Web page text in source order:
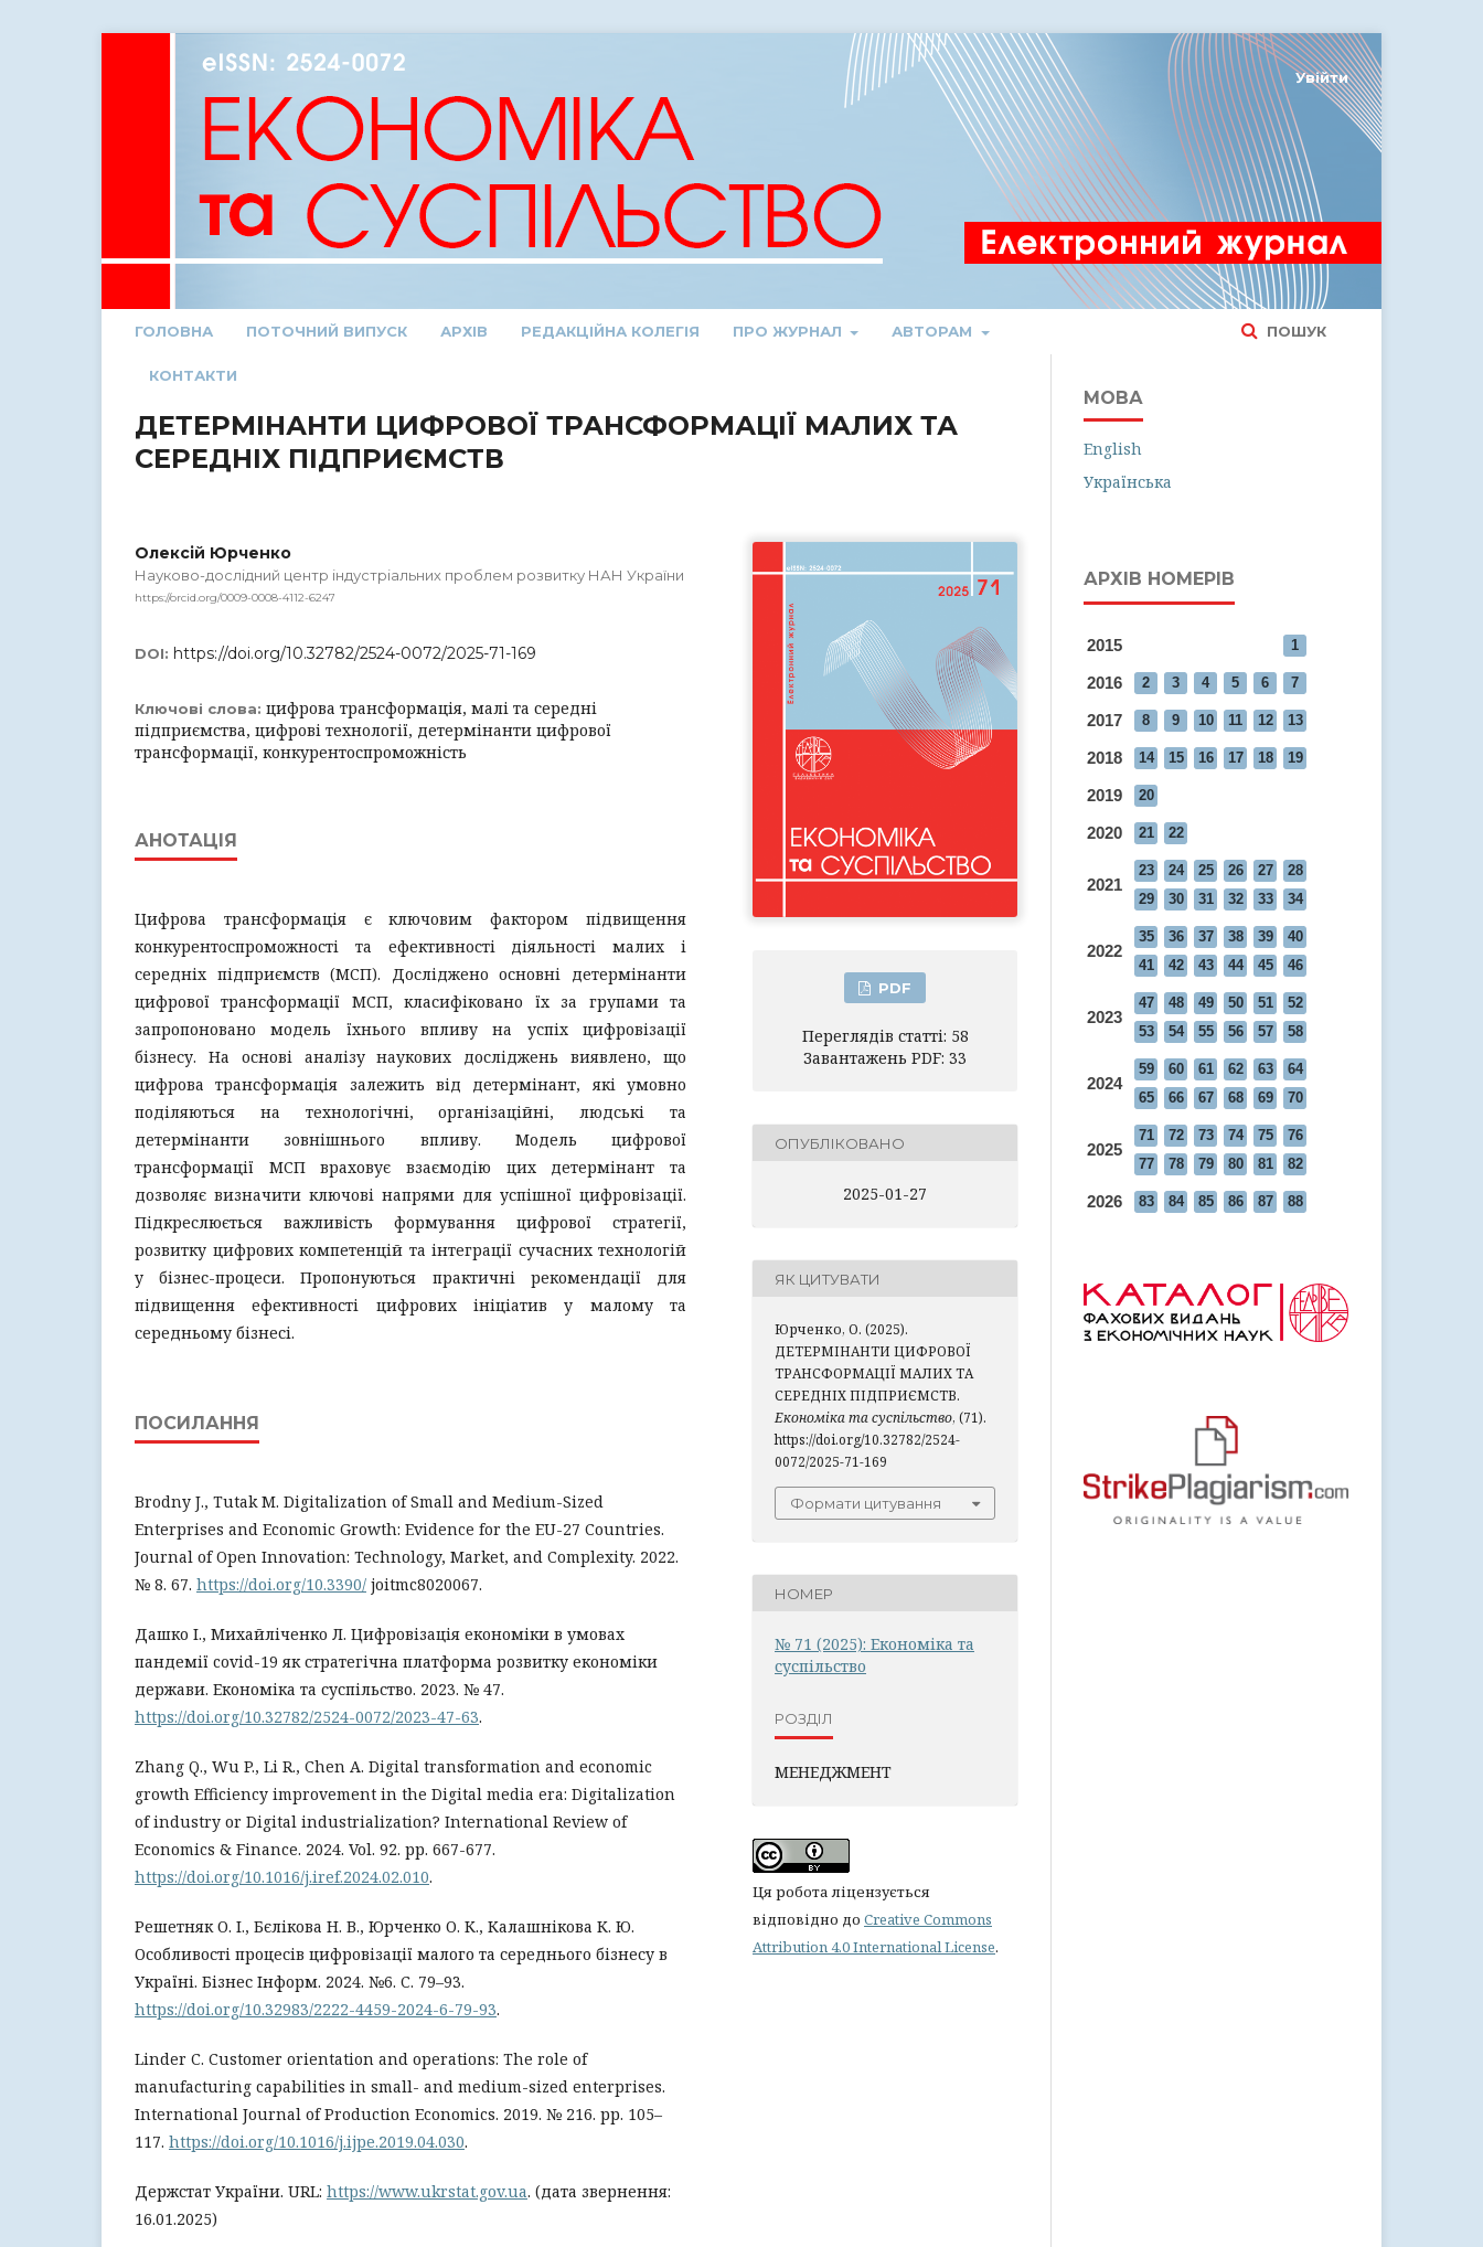
ГОЛОВНА ПОТОЧНИЙ ВИПУСК АРХІВ РЕДАКЦІЙНА КОЛЕГІЯ ПРО ЖУРНАЛ АВТОРАМ
КОНТАКТИ
ПОШУК
Увійти
ДЕТЕРМІНАНТИ ЦИФРОВОЇ ТРАНСФОРМАЦІЇ МАЛИХ ТА
СЕРЕДНІХ ПІДПРИЄМСТВ
Олексій Юрченко
Науково-дослідний центр індустріальних проблем розвитку НАН України
https://orcid.org/0009-0008-4112-6247
DOI: https://doi.org/10.32782/2524-0072/2025-71-169
Ключові слова: цифрова трансформація, малі та середні
підприємства, цифрові технології, детермінанти цифрової
трансформації, конкурентоспроможність
АНОТАЦІЯ
Цифрова трансформація є ключовим фактором підвищення
конкурентоспроможності та ефективності діяльності малих і
середніх підприємств (МСП). Досліджено основні детермінанти
цифрової трансформації МСП, класифіковано їх за групами та
запропоновано модель їхнього впливу на успіх цифровізації
бізнесу. На основі аналізу наукових досліджень виявлено, що
цифрова трансформація залежить від детермінант, які умовно
поділяються на технологічні, організаційні, людські та
детермінанти зовнішнього впливу. Модель цифрової
трансформації МСП враховує взаємодію цих детермінант та
дозволяє визначити ключові напрями для успішної цифровізації.
Підкреслюється важливість формування цифрової стратегії,
розвитку цифрових компетенцій та інтеграції сучасних технологій
у бізнес-процеси. Пропонуються практичні рекомендації для
підвищення ефективності цифрових ініціатив у малому та
середньому бізнесі.
ПОСИЛАННЯ
Brodny J., Tutak M. Digitalization of Small and Medium-Sized
Enterprises and Economic Growth: Evidence for the EU-27 Countries.
Journal of Open Innovation: Technology, Market, and Complexity. 2022.
№ 8. 67. https://doi.org/10.3390/ joitmc8020067.
Дашко І., Михайліченко Л. Цифровізація економіки в умовах
пандемії covid-19 як стратегічна платформа розвитку економіки
держави. Економіка та суспільство. 2023. № 47.
https://doi.org/10.32782/2524-0072/2023-47-63.
Zhang Q., Wu P., Li R., Chen A. Digital transformation and economic
growth Efficiency improvement in the Digital media era: Digitalization
of industry or Digital industrialization? International Review of
Economics & Finance. 2024. Vol. 92. рр. 667-677.
https://doi.org/10.1016/j.iref.2024.02.010.
Решетняк О. І., Бєлікова Н. В., Юрченко О. К., Калашнікова К. Ю.
Особливості процесів цифровізації малого та середнього бізнесу в
Україні. Бізнес Інформ. 2024. №6. C. 79–93.
https://doi.org/10.32983/2222-4459-2024-6-79-93.
Linder C. Customer orientation and operations: The role of
manufacturing capabilities in small- and medium-sized enterprises.
International Journal of Production Economics. 2019. № 216. рр. 105–
117. https://doi.org/10.1016/j.ijpe.2019.04.030.
Держстат України. URL: https://www.ukrstat.gov.ua. (дата звернення:
16.01.2025)
PDF
Переглядів статті: 58
Завантажень PDF: 33
ОПУБЛІКОВАНО
2025-01-27
ЯК ЦИТУВАТИ
Юрченко, О. (2025).
ДЕТЕРМІНАНТИ ЦИФРОВОЇ
ТРАНСФОРМАЦІЇ МАЛИХ ТА
СЕРЕДНІХ ПІДПРИЄМСТВ.
Економіка та суспільство, (71).
https://doi.org/10.32782/2524-
0072/2025-71-169
Формати цитування
НОМЕР
№ 71 (2025): Економіка та
суспільство
РОЗДІЛ
МЕНЕДЖМЕНТ
Ця робота ліцензується
відповідно до Creative Commons
Attribution 4.0 International License.
МОВА
English
Українська
АРХІВ НОМЕРІВ
2015 1
2016 2 3 4 5 6 7
2017 8 9 10 11 12 13
2018 14 15 16 17 18 19
2019 20
2020 21 22
2021
23 24 25 26 27
28
29
30 31 32 33 34
2022
35 36 37 38 39
40
41
42 43 44 45 46
2023
47 48 49 50 51
52
53
54 55 56 57 58
2024
59 60 61 62 63
64
65
66 67 68 69 70
2025
71 72 73 74 75
76
77
78 79 80 81 82
2026 83 84 85 86 87 88